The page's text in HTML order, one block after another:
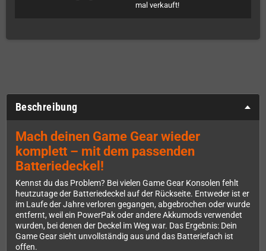
mal verkauft!
Beschreibung
Mach deinen Game Gear wieder
komplett – mit dem passenden
Batteriedeckel!
Kennst du das Problem? Bei vielen Game Gear Konsolen fehlt
heutzutage der Batteriedeckel auf der Rückseite. Entweder ist er
im Laufe der Jahre verloren gegangen, abgebrochen oder wurde
entfernt, weil ein PowerPak oder andere Akkumods verwendet
wurden, bei denen der Deckel im Weg war. Das Ergebnis: Dein
Game Gear sieht unvollständig aus und das Batteriefach ist
offen.